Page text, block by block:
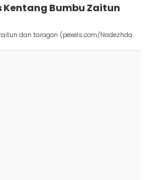
Kentang Bumbu Zaitun
dan taragon (pexels.com/Nadezhda